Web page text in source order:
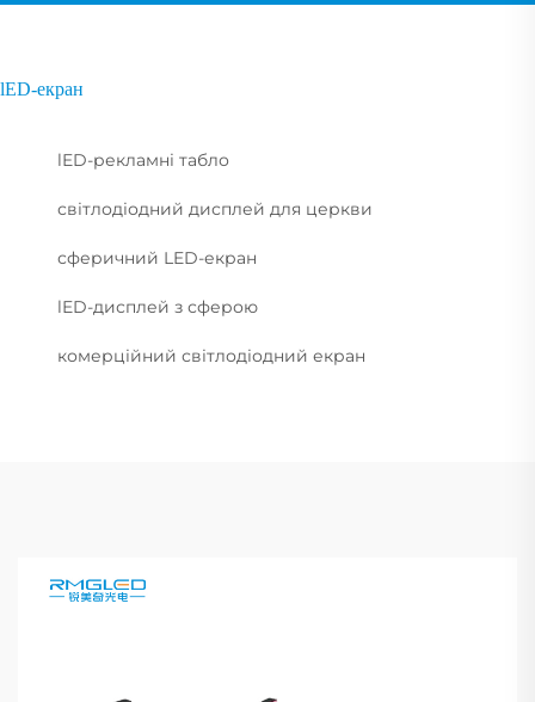
lED-екран
lED-рекламні табло
світлодіодний дисплей для церкви
сферичний LED-екран
lED-дисплей з сферою
комерційний світлодіодний екран